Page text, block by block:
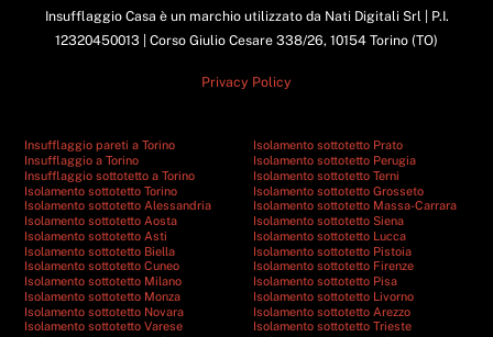
Insufflaggio Casa è un marchio utilizzato da Nati Digitali Srl | P.I.
12320450013 | Corso Giulio Cesare 338/26, 10154 Torino (TO)
Privacy Policy
Insufflaggio pareti a Torino
Insufflaggio a Torino
Insufflaggio sottotetto a Torino
Isolamento sottotetto Torino
Isolamento sottotetto Alessandria
Isolamento sottotetto Aosta
Isolamento sottotetto Asti
Isolamento sottotetto Biella
Isolamento sottotetto Cuneo
Isolamento sottotetto Milano
Isolamento sottotetto Monza
Isolamento sottotetto Novara
Isolamento sottotetto Varese
Isolamento sottotetto Prato
Isolamento sottotetto Perugia
Isolamento sottotetto Terni
Isolamento sottotetto Grosseto
Isolamento sottotetto Massa-Carrara
Isolamento sottotetto Siena
Isolamento sottotetto Lucca
Isolamento sottotetto Pistoia
Isolamento sottotetto Firenze
Isolamento sottotetto Pisa
Isolamento sottotetto Livorno
Isolamento sottotetto Arezzo
Isolamento sottotetto Trieste